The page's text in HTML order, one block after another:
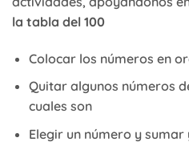
la tabla del 100
Colocar los números en
Quitar algunos números
cuales son
Elegir un número y sumar